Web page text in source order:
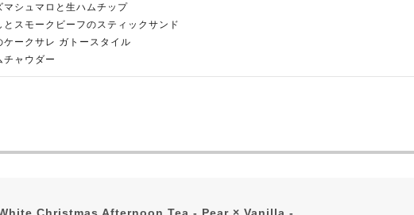
マシュマロと生ハムチップ
とスモークビーフのスティックサンド
ケークサレ ガトースタイル
チャウダー
Christmas Afternoon Tea - Pear × Vanilla -